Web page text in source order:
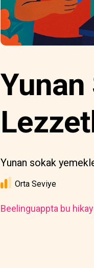
Yunan sokak
Orta Seviye
Beelinguappta bu